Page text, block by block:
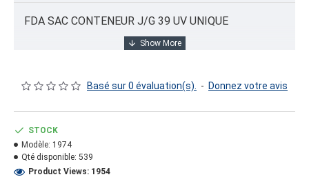
FDA SAC CONTENEUR J/G 39 UV UNIQUE
INFORMATION PRODUIT
FORMAT DU PRODUIT
Quantité par emballage: 5.00
Basé sur 0 évaluation(s). - Donnez votre avis
STOCK
Modèle: 1974
Qté disponible: 539
Product Views: 1954